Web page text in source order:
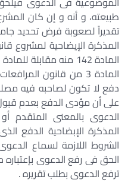
طبيعته، و أنه و إن كان
تقديراً لصعوبة فرض تحديد
المذكرة الإيضاحية لمشروع
المادة 3 من قانون
دفع لا تكون لصاحبه فيه
على أن مؤدى الدفع بعدم قبول
الدعوى بالمعنى
المذكرة الإبضاحية الدفع
الشروط اللازمة لسماع
الحق فى رفع الدعوى
ترفع الدعوى بطلب تقريره .